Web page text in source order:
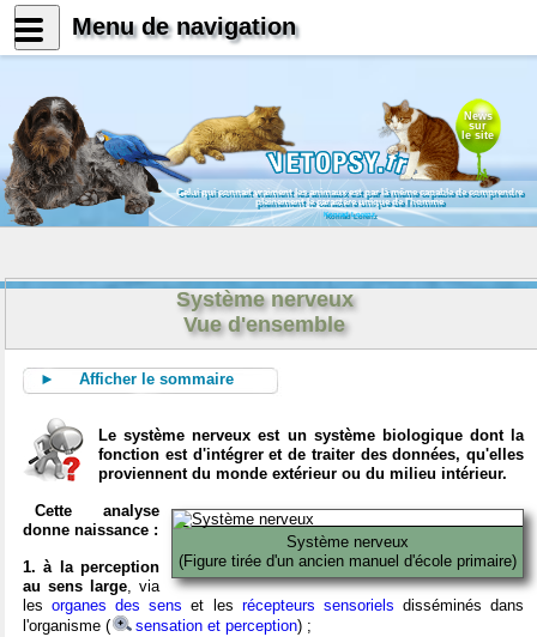
News
sur
le site
Celui qui connait vraiment les animaux est par là même capable de comprendre
pleinement le caractère unique de l'homme
Konrad Lorenz
Système nerveux
Vue d'ensemble
► Afficher le sommaire
Le système nerveux est un système biologique dont la
fonction est d'intégrer et de traiter des données, qu'elles
proviennent du monde extérieur ou du milieu intérieur.
Système nerveux
(Figure tirée d'un ancien manuel d'école primaire)
Cette analyse
donne naissance :
1. à la perception
au sens large, via
lesorganes des sens et les récepteurs sensoriels disséminés dans
l'organisme (
sensation et perception) ;
Menu de navigation